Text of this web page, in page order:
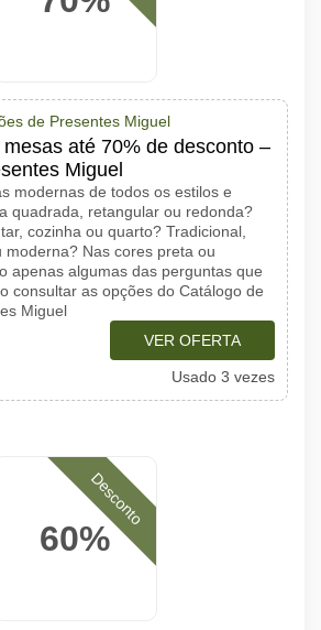
de Presentes Miguel
até 70% de desconto –
Miguel
modernas de todos os estilos e
quadrada, retangular ou redonda?
cozinha ou quarto? Tradicional,
moderna? Nas cores preta ou
apenas algumas das perguntas que
consultar as opções do Catálogo de
Miguel
VER OFERTA
Usado 3 vezes
60%
Desconto